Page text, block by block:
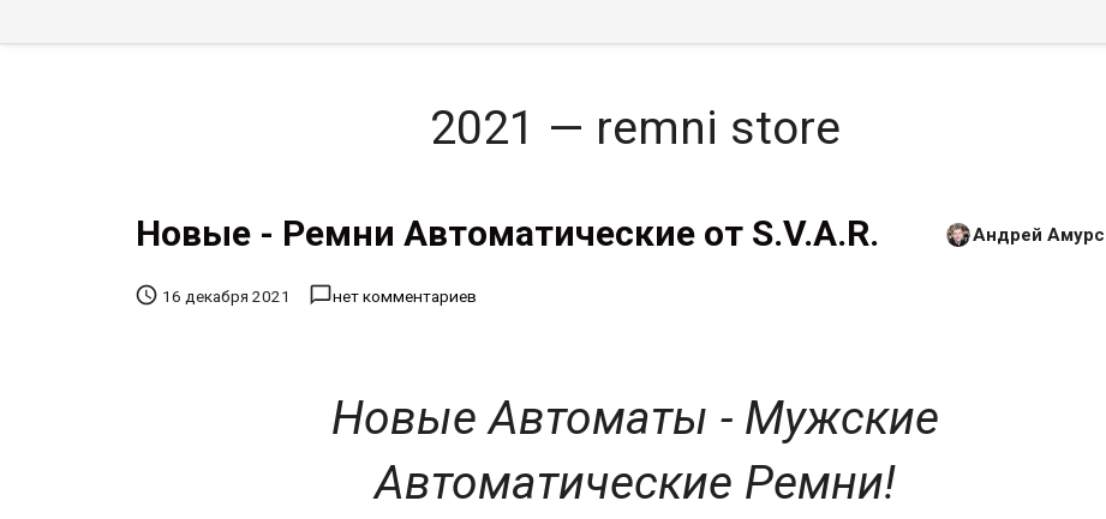
2021 — remni store
Новые - Ремни Автоматические от S.V.A.R. Андрей
 16 декабря 2021 нет комментариев
Новые Автоматы - Мужские
Автоматические Ремни!